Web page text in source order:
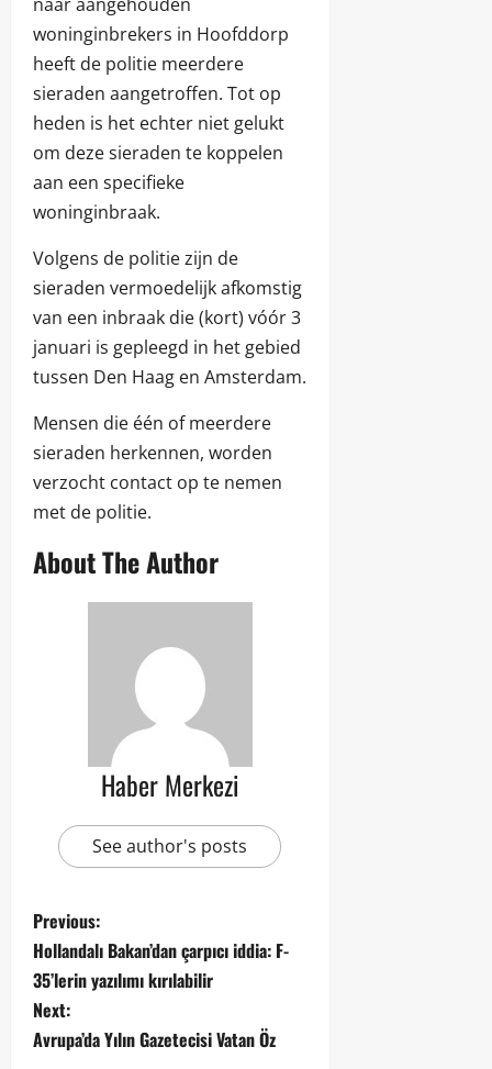
woninginbrekers in Hoofddorp
heeft de politie meerdere
sieraden aangetroffen. Tot op
heden is het echter niet gelukt
om deze sieraden te koppelen
aan een specifieke
woninginbraak.
Volgens de politie zijn de
sieraden vermoedelijk afkomstig
van een inbraak die (kort) vóór 3
januari is gepleegd in het gebied
tussen Den Haag en Amsterdam.
Mensen die één of meerdere
sieraden herkennen, worden
verzocht contact op te nemen
met de politie.
About The Author
Haber Merkezi
See author's posts
Previous:
Hollandalı Bakan’dan çarpıcı iddia: F-
35’lerin yazılımı kırılabilir
Next:
Avrupa’da Yılın Gazetecisi Vatan Öz